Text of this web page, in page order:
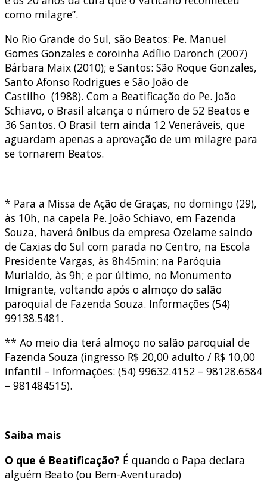
como milagre”.
No Rio Grande do Sul, são Beatos: Pe. Manuel
Gomes Gonzales e coroinha Adílio Daronch (2007)
Bárbara Maix (2010); e Santos: São Roque Gonzales,
Santo Afonso Rodrigues e São João de
Castilho (1988). Com a Beatificação do Pe. João
Schiavo, o Brasil alcança o número de 52 Beatos e
36 Santos. O Brasil tem ainda 12 Veneráveis, que
aguardam apenas a aprovação de um milagre para
se tornarem Beatos.
* Para a Missa de Ação de Graças, no domingo (29),
às 10h, na capela Pe. João Schiavo, em Fazenda
Souza, haverá ônibus da empresa Ozelame saindo
de Caxias do Sul com parada no Centro, na Escola
Presidente Vargas, às 8h45min; na Paróquia
Murialdo, às 9h; e por último, no Monumento
Imigrante, voltando após o almoço do salão
paroquial de Fazenda Souza. Informações (54)
99138.5481.
** Ao meio dia terá almoço no salão paroquial de
Fazenda Souza (ingresso R$ 20,00 adulto / R$ 10,00
infantil – Informações: (54) 99632.4152 – 98128.6584
– 981484515).
Saiba mais
O que é Beatificação? É quando o Papa declara
alguém Beato (ou Bem-Aventurado)